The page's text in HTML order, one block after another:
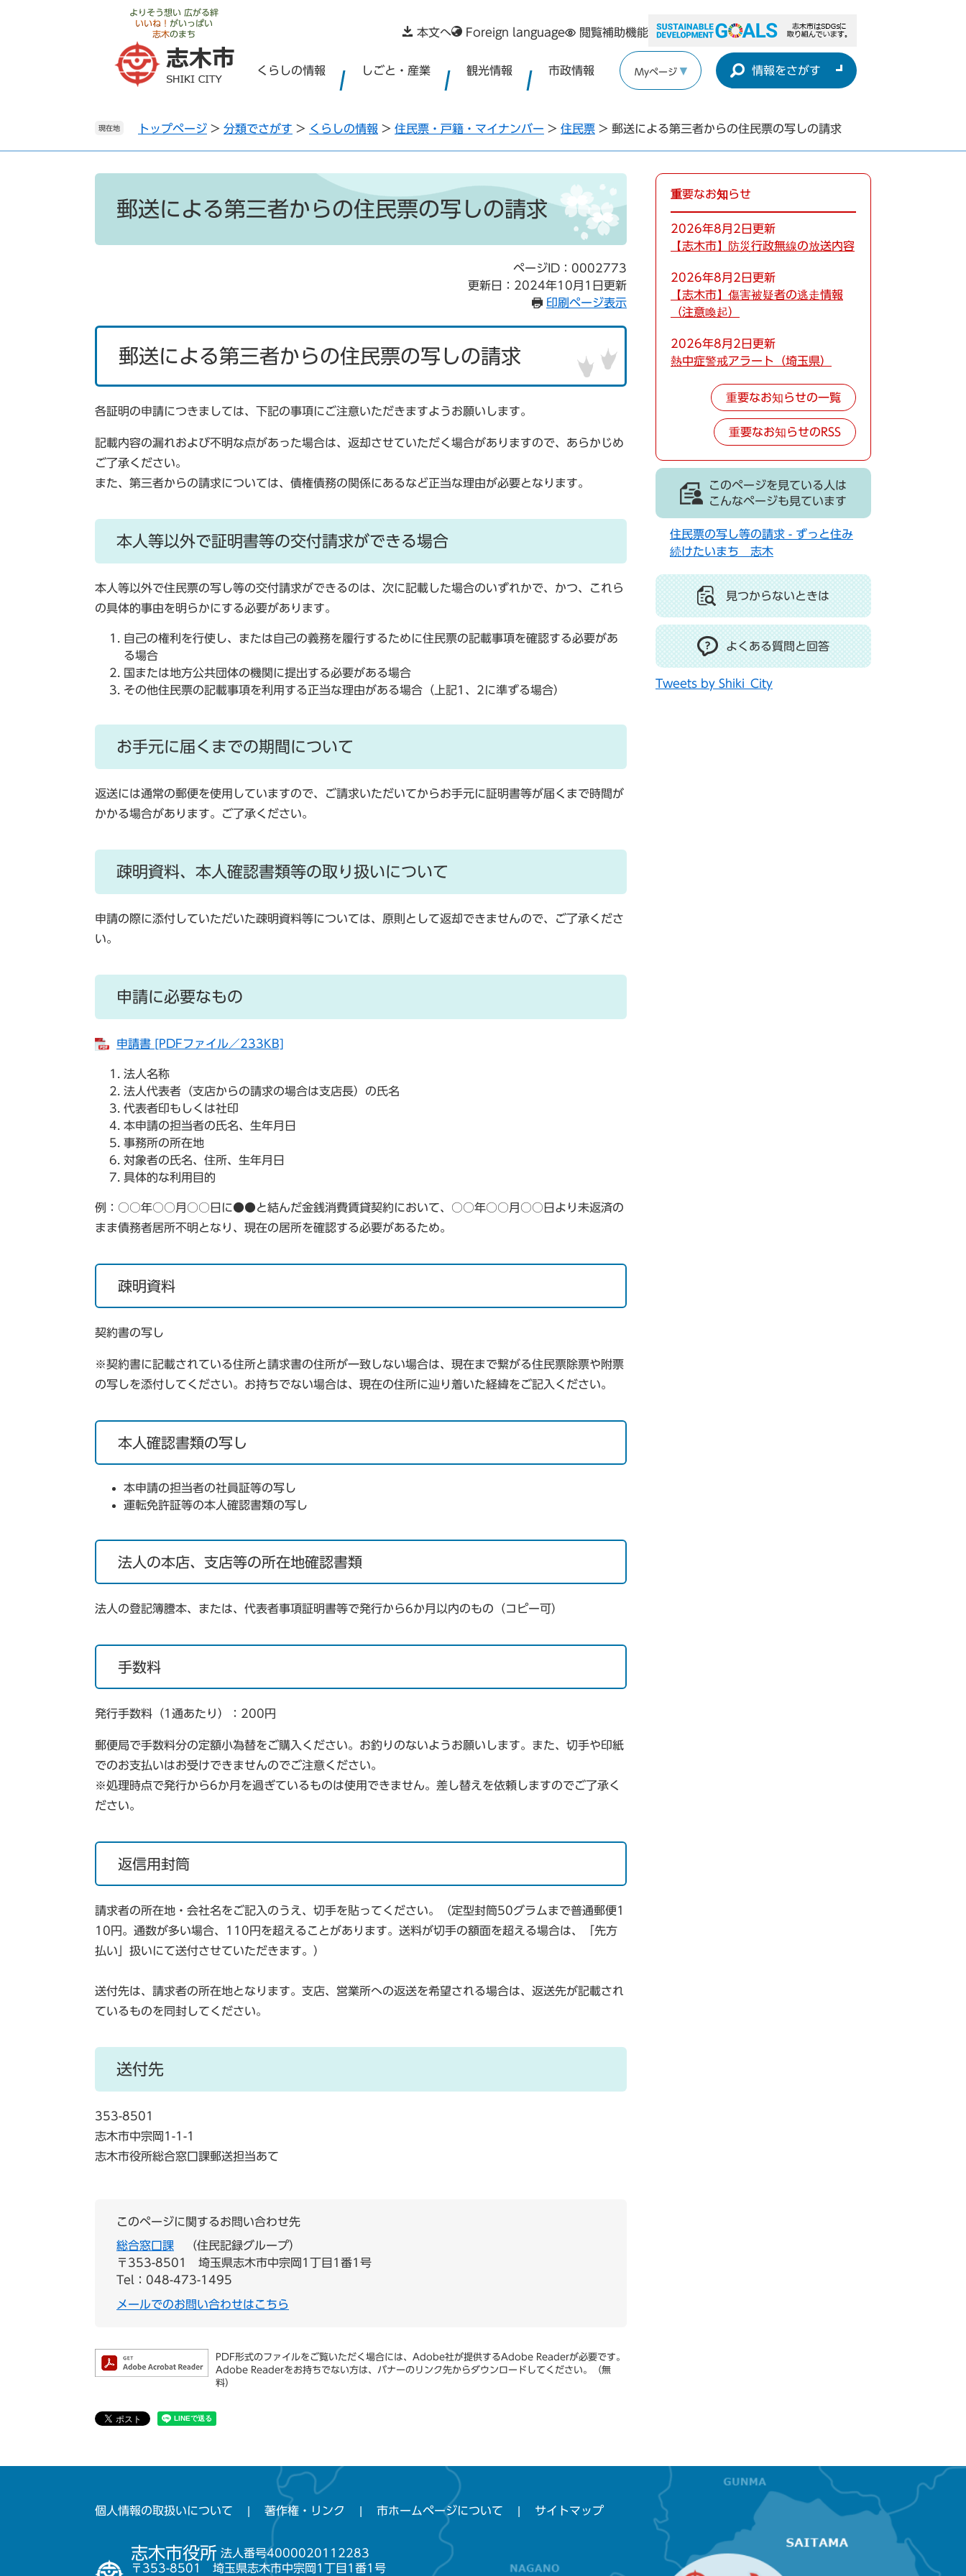
よりそう想い 広がる絆
いいね！ がいっぱい
志木のまち 本文へ Foreign language 閲覧補助機能
くらしの情報 しごと・産業 観光情報 市政情報 Myページ 情報をさがす
現在地 トップページ > 分類でさがす > くらしの情報 > 住民票・戸籍・マイナンバー > 住民票 > 郵送による第三者からの住民票の写しの請求
郵送による第三者からの住民票の写しの請求
ページID：0002773
更新日：2024年10月1日更新
印刷ページ表示
郵送による第三者からの住民票の写しの請求
各証明の申請につきましては、下記の事項にご注意いただきますようお願いします。
記載内容の漏れおよび不明な点があった場合は、返却させていただく場合がありますので、あらかじめ
ご了承ください。
また、第三者からの請求については、債権債務の関係にあるなど正当な理由が必要となります。
本人等以外で証明書等の交付請求ができる場合
本人等以外で住民票の写し等の交付請求ができるのは、次に記載した場合のいずれかで、かつ、これら
の具体的事由を明らかにする必要があります。
自己の権利を行使し、または自己の義務を履行するために住民票の記載事項を確認する必要があ
る場合
国または地方公共団体の機関に提出する必要がある場合
その他住民票の記載事項を利用する正当な理由がある場合（上記1、2に準ずる場合）
お手元に届くまでの期間について
返送には通常の郵便を使用していますので、ご請求いただいてからお手元に証明書等が届くまで時間が
かかる場合があります。ご了承ください。
疎明資料、本人確認書類等の取り扱いについて
申請の際に添付していただいた疎明資料等については、原則として返却できませんので、ご了承くださ
い。
申請に必要なもの
申請書 [PDFファイル／233KB]
法人名称
法人代表者（支店からの請求の場合は支店長）の氏名
代表者印もしくは社印
本申請の担当者の氏名、生年月日
事務所の所在地
対象者の氏名、住所、生年月日
具体的な利用目的
例：○○年○○月○○日に●●と結んだ金銭消費賃貸契約において、○○年○○月○○日より未返済の
まま債務者居所不明となり、現在の居所を確認する必要があるため。
疎明資料
契約書の写し
※契約書に記載されている住所と請求書の住所が一致しない場合は、現在まで繋がる住民票除票や附票
の写しを添付してください。お持ちでない場合は、現在の住所に辿り着いた経緯をご記入ください。
本人確認書類の写し
本申請の担当者の社員証等の写し
運転免許証等の本人確認書類の写し
法人の本店、支店等の所在地確認書類
法人の登記簿謄本、または、代表者事項証明書等で発行から6か月以内のもの（コピー可）
手数料
発行手数料（1通あたり）：200円
郵便局で手数料分の定額小為替をご購入ください。お釣りのないようお願いします。また、切手や印紙
でのお支払いはお受けできませんのでご注意ください。
※処理時点で発行から6か月を過ぎているものは使用できません。差し替えを依頼しますのでご了承く
ださい。
返信用封筒
請求者の所在地・会社名をご記入のうえ、切手を貼ってください。（定型封筒50グラムまで普通郵便1
10円。通数が多い場合、110円を超えることがあります。送料が切手の額面を超える場合は、「先方
払い」扱いにて送付させていただきます。）
送付先は、請求者の所在地となります。支店、営業所への返送を希望される場合は、返送先が記載され
ているものを同封してください。
送付先
353-8501
志木市中宗岡1-1-1
志木市役所総合窓口課郵送担当あて
このページに関するお問い合わせ先
総合窓口課
住民記録グループ
〒353-8501
埼玉県志木市中宗岡1丁目1番1号
Tel：048-473-1495
メールでのお問い合わせはこちら
PDF形式のファイルをご覧いただく場合には、Adobe社が提供するAdobe Readerが必要です。
Adobe Readerをお持ちでない方は、バナーのリンク先からダウンロードしてください。（無
料）
重要なお知らせ
2026年8月2日更新
【志木市】防災行政無線の放送内容
2026年8月2日更新
【志木市】傷害被疑者の逃走情報
（注意喚起）
2026年8月2日更新
熱中症警戒アラート（埼玉県）
重要なお知らせの一覧
重要なお知らせのRSS
このページを見ている人は
こんなページも見ています
住民票の写し等の請求 - ずっと住み
続けたいまち 志木
見つからないときは
よくある質問と回答
Tweets by Shiki_City
個人情報の取扱いについて 著作権・リンク 市ホームページについて サイトマップ
志木市役所 法人番号4000020112283
〒353-8501 埼玉県志木市中宗岡1丁目1番1号